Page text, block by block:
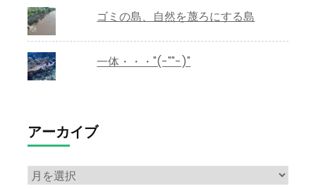
ゴミの島、自然を蔑ろにする島
一体・・・"(-""-)"
アーカイブ
ア